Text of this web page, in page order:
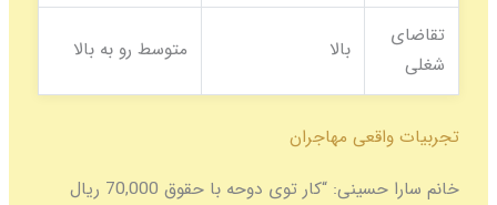
تقاضای
شغلی
بالا متوسط رو به بالا
تجربیات واقعی مهاجران
خانم سارا حسینی:
“کار توی دوحه با حقوق 70,000 ریال